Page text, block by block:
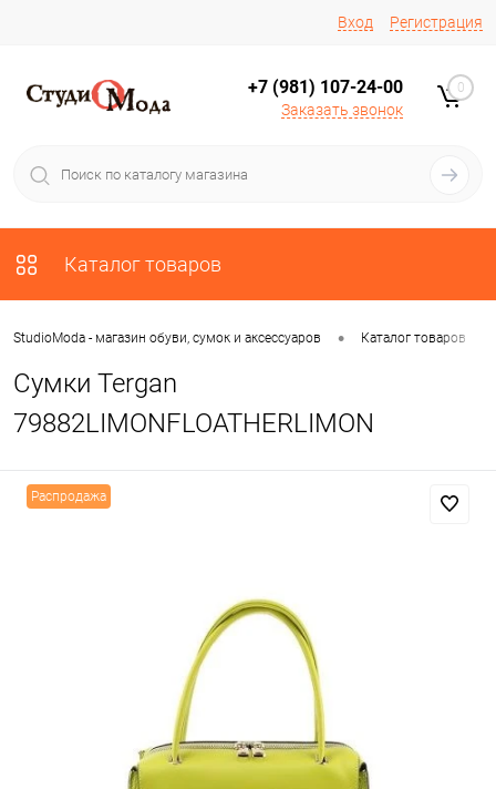
Вход Регистрация
+7 (981) 107-24-00
Заказать звонок
0
Каталог товаров
StudioModa - магазин обуви, сумок и аксессуаров • Каталог товаров
Сумки Tergan
79882LIMONFLOATHERLIMON
Распродажа